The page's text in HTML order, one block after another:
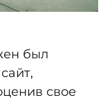
был
свое